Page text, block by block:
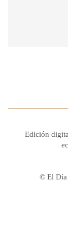
Edición
© El Día